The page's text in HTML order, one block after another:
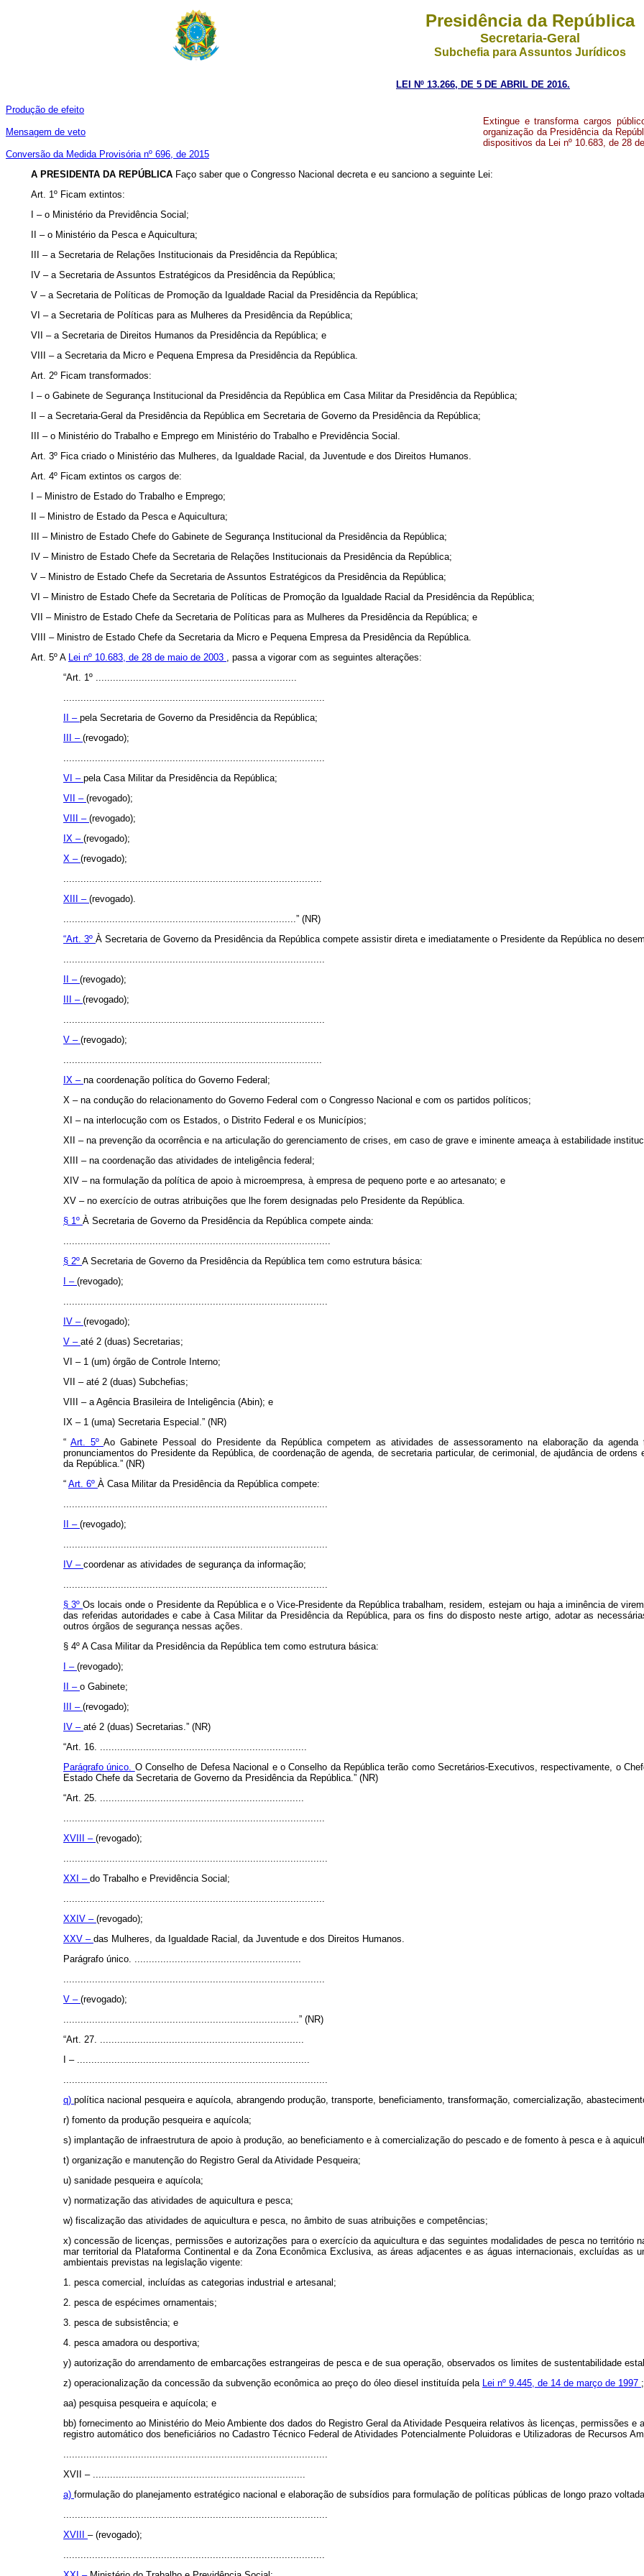
Presidência da República
Secretaria-Geral
Subchefia para Assuntos Jurídicos
LEI Nº 13.266, DE 5 DE ABRIL DE 2016.
Produção de efeito
Mensagem de veto
Conversão da Medida Provisória nº 696, de 2015
Extingue e transforma cargos
organização da Presidência da
dispositivos da Lei nº 10.683, de 28
A PRESIDENTA DA REPÚBLICA Faço saber que o Congresso Nacional decreta e eu sanciono a seguinte Lei:
Art. 1º Ficam extintos:
I – o Ministério da Previdência Social;
II – o Ministério da Pesca e Aquicultura;
III – a Secretaria de Relações Institucionais da Presidência da República;
IV – a Secretaria de Assuntos Estratégicos da Presidência da República;
V – a Secretaria de Políticas de Promoção da Igualdade Racial da Presidência da República;
VI – a Secretaria de Políticas para as Mulheres da Presidência da República;
VII – a Secretaria de Direitos Humanos da Presidência da República; e
VIII – a Secretaria da Micro e Pequena Empresa da Presidência da República.
Art. 2º Ficam transformados:
I – o Gabinete de Segurança Institucional da Presidência da República em Casa Militar da Presidência da República;
II – a Secretaria-Geral da Presidência da República em Secretaria de Governo da Presidência da República;
III – o Ministério do Trabalho e Emprego em Ministério do Trabalho e Previdência Social.
Art. 3º Fica criado o Ministério das Mulheres, da Igualdade Racial, da Juventude e dos Direitos Humanos.
Art. 4º Ficam extintos os cargos de:
I – Ministro de Estado do Trabalho e Emprego;
II – Ministro de Estado da Pesca e Aquicultura;
III – Ministro de Estado Chefe do Gabinete de Segurança Institucional da Presidência da República;
IV – Ministro de Estado Chefe da Secretaria de Relações Institucionais da Presidência da República;
V – Ministro de Estado Chefe da Secretaria de Assuntos Estratégicos da Presidência da República;
VI – Ministro de Estado Chefe da Secretaria de Políticas de Promoção da Igualdade Racial da Presidência da República;
VII – Ministro de Estado Chefe da Secretaria de Políticas para as Mulheres da Presidência da República; e
VIII – Ministro de Estado Chefe da Secretaria da Micro e Pequena Empresa da Presidência da República.
Art. 5º A Lei nº 10.683, de 28 de maio de 2003 , passa a vigorar com as seguintes alterações:
“Art. 1º ......................................................................
...........................................................................................
II – pela Secretaria de Governo da Presidência da República;
III – (revogado);
...........................................................................................
VI – pela Casa Militar da Presidência da República;
VII – (revogado);
VIII – (revogado);
IX – (revogado);
X – (revogado);
..........................................................................................
XIII – (revogado).
.................................................................................” (NR)
“Art. 3º À Secretaria de Governo da Presidência da República compete assistir direta e imediatamente o Presidente da República no
...........................................................................................
II – (revogado);
III – (revogado);
...........................................................................................
V – (revogado);
..........................................................................................
IX – na coordenação política do Governo Federal;
X – na condução do relacionamento do Governo Federal com o Congresso Nacional e com os partidos políticos;
XI – na interlocução com os Estados, o Distrito Federal e os Municípios;
XII – na prevenção da ocorrência e na articulação do gerenciamento de crises, em caso de grave e iminente ameaça à estabilidade
XIII – na coordenação das atividades de inteligência federal;
XIV – na formulação da política de apoio à microempresa, à empresa de pequeno porte e ao artesanato; e
XV – no exercício de outras atribuições que lhe forem designadas pelo Presidente da República.
§ 1º À Secretaria de Governo da Presidência da República compete ainda:
.............................................................................................
§ 2º A Secretaria de Governo da Presidência da República tem como estrutura básica:
I – (revogado);
............................................................................................
IV – (revogado);
V – até 2 (duas) Secretarias;
VI – 1 (um) órgão de Controle Interno;
VII – até 2 (duas) Subchefias;
VIII – a Agência Brasileira de Inteligência (Abin); e
IX – 1 (uma) Secretaria Especial.” (NR)
“ Art. 5º Ao Gabinete Pessoal do Presidente da República competem as atividades de assessoramento na elaboração da
pronunciamentos do Presidente da República, de coordenação de agenda, de secretaria particular, de cerimonial, de ajudância de
da República.” (NR)
“ Art. 6º À Casa Militar da Presidência da República compete:
............................................................................................
II – (revogado);
............................................................................................
IV – coordenar as atividades de segurança da informação;
............................................................................................
§ 3ºOs locais onde o Presidente da República e o Vice-Presidente da República trabalham, residem, estejam ou haja a iminência de
das referidas autoridades e cabe à Casa Militar da Presidência da República, para os fins do disposto neste artigo, adotar as
outros órgãos de segurança nessas ações.
§ 4º A Casa Militar da Presidência da República tem como estrutura básica:
I – (revogado);
II – o Gabinete;
III – (revogado);
IV – até 2 (duas) Secretarias.” (NR)
“Art. 16. ........................................................................
Parágrafo único. O Conselho de Defesa Nacional e o Conselho da República terão como Secretários-Executivos, respectivamente, o
Estado Chefe da Secretaria de Governo da Presidência da República.” (NR)
“Art. 25. .......................................................................
...........................................................................................
XVIII – (revogado);
............................................................................................
XXI – do Trabalho e Previdência Social;
...........................................................................................
XXIV – (revogado);
XXV – das Mulheres, da Igualdade Racial, da Juventude e dos Direitos Humanos.
Parágrafo único. ..........................................................
...........................................................................................
V – (revogado);
..................................................................................” (NR)
“Art. 27. .......................................................................
I – .................................................................................
............................................................................................
q) política nacional pesqueira e aquícola, abrangendo produção, transporte, beneficiamento, transformação, comercialização,
r) fomento da produção pesqueira e aquícola;
s) implantação de infraestrutura de apoio à produção, ao beneficiamento e à comercialização do pescado e de fomento à pesca e à
t) organização e manutenção do Registro Geral da Atividade Pesqueira;
u) sanidade pesqueira e aquícola;
v) normatização das atividades de aquicultura e pesca;
w) fiscalização das atividades de aquicultura e pesca, no âmbito de suas atribuições e competências;
x) concessão de licenças, permissões e autorizações para o exercício da aquicultura e das seguintes modalidades de pesca no território
mar territorial da Plataforma Continental e da Zona Econômica Exclusiva, as áreas adjacentes e as águas internacionais, excluídas as
ambientais previstas na legislação vigente:
1. pesca comercial, incluídas as categorias industrial e artesanal;
2. pesca de espécimes ornamentais;
3. pesca de subsistência; e
4. pesca amadora ou desportiva;
y) autorização do arrendamento de embarcações estrangeiras de pesca e de sua operação, observados os limites de sustentabilidade
z) operacionalização da concessão da subvenção econômica ao preço do óleo diesel instituída pela Lei nº 9.445, de 14 de março de 1997 ;
aa) pesquisa pesqueira e aquícola; e
bb) fornecimento ao Ministério do Meio Ambiente dos dados do Registro Geral da Atividade Pesqueira relativos às licenças, permissões
registro automático dos beneficiários no Cadastro Técnico Federal de Atividades Potencialmente Poluidoras e Utilizadoras de Recursos
............................................................................................
XVII – ..........................................................................
a) formulação do planejamento estratégico nacional e elaboração de subsídios para formulação de políticas públicas de longo prazo
............................................................................................
XVIII – (revogado);
...........................................................................................